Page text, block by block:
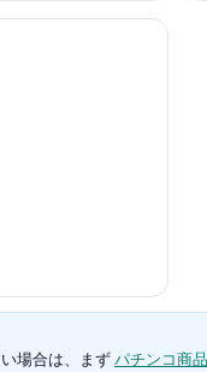
場合は、まずパチンコ商